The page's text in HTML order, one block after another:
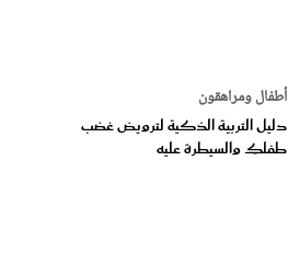
أطفال ومراهقون
دليل التربية الذكية لترويض غضب
طفلكِ والسيطرة عليه